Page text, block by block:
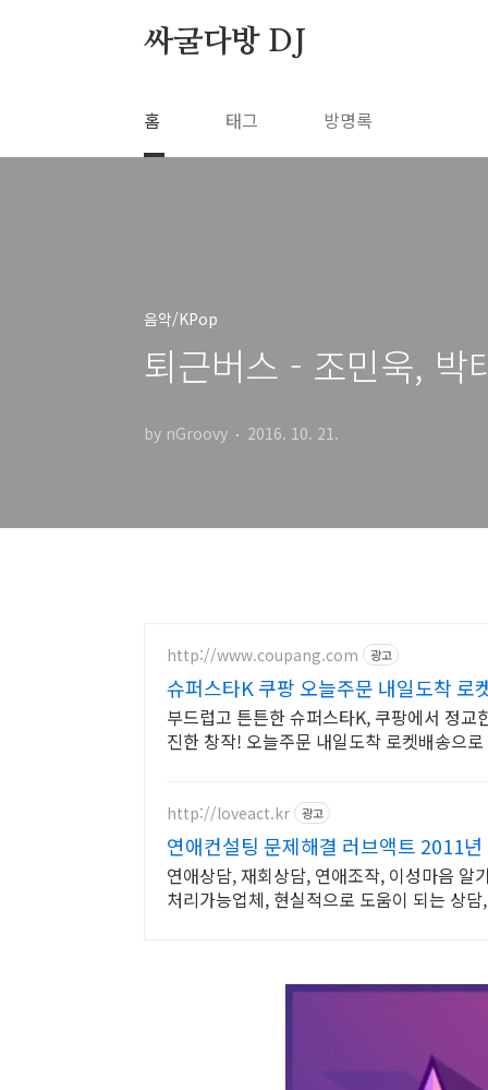
싸굴다방 DJ
홈 태그 방명록
음악/KPop
퇴근버스 - 조민욱,
by nGroovy 2016. 10. 21.
http://www.coupang.com 광고
슈퍼스타K 쿠팡 오늘주문 내일도착 로
부드럽고 튼튼한 슈퍼스타K, 쿠팡에서 정
진한 창작! 오늘주문 내일도착 로켓배송으
http://loveact.kr 광고
연애컨설팅 문제해결 러브액트 2011
연애상담, 재회상담, 연애조작, 이성마음 알
처리가능업체, 현실적으로 도움이 되는 상